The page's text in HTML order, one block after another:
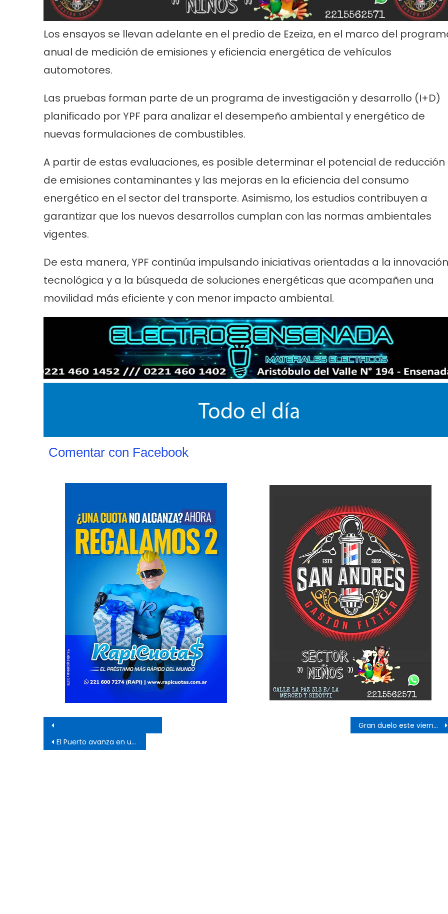
Los ensayos se llevan adelante en el predio de Ezeiza, en el marco del
anual de medición de emisiones y eficiencia energética de vehículos
automotores.
Las pruebas forman parte de un programa de investigación y desarrollo (I+D)
planificado por YPF para analizar el desempeño ambiental y energético de
nuevas formulaciones de combustibles.
A partir de estas evaluaciones, es posible determinar el potencial de reducción
de emisiones contaminantes y las mejoras en la eficiencia del consumo
energético en el sector del transporte. Asimismo, los estudios contribuyen a
garantizar que los nuevos desarrollos cumplan con las normas ambientales
vigentes.
De esta manera, YPF continúa impulsando iniciativas orientadas a la innovación
tecnológica y a la búsqueda de soluciones energéticas que acompañen una
movilidad más eficiente y con menor impacto ambiental.
Comentar con Facebook
Navegación de entradas
El Puerto avanza en una agenda de desarrollo productivo
Gran duelo este viernes en Ensenada
Noticias Principal
«Los Remolinos» revolucionan Punta
Cultura Noticias
Murga los remolinos festeja sus 16
años con guiso de lentejas y
carnaval
Cultura Noticias Principal
Casa del Tango: noche
clases gratuitas y tarde de